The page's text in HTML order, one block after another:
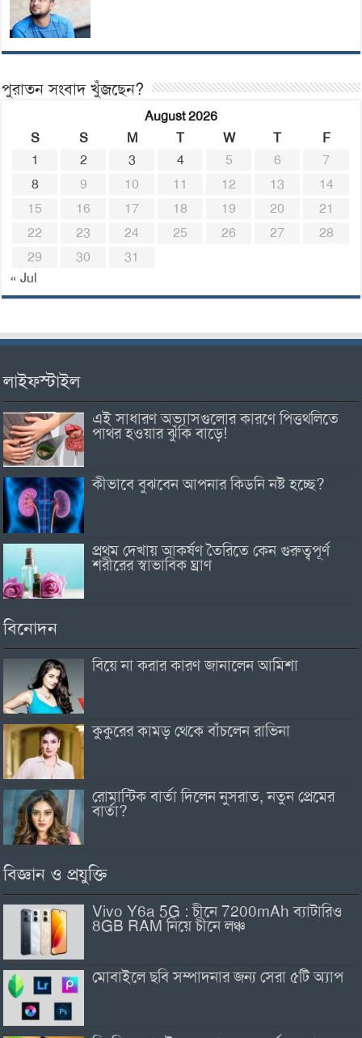
পুরাতন সংবাদ খুঁজছেন?
August 2026
S
S M T W T
F
1
2 3 4 5 6
7
8
9 10 11 12 13
14
15
16 17 18 19 20
21
22
23 24 25 26 27
28
29
30
31
« Jul
লাইফস্টাইল
এই সাধারণ অভ্যাসগুলোর কারণে পিত্তথলিতে
পাথর হওয়ার ঝুঁকি বাড়ে!
কীভাবে বুঝবেন আপনার কিডনি নষ্ট হচ্ছে?
প্রথম দেখায় আকর্ষণ তৈরিতে কেন গুরুত্বপূর্ণ
শরীরের স্বাভাবিক ঘ্রাণ
বিনোদন
বিয়ে না করার কারণ জানালেন আমিশা
কুকুরের কামড় থেকে বাঁচলেন রাভিনা
রোমান্টিক বার্তা দিলেন নুসরাত, নতুন প্রেমের
বার্তা?
বিজ্ঞান ও প্রযুক্তি
Vivo Y6a 5G : চীনে 7200mAh ব্যাটারিও
8GB RAM নিয়ে চীনে লঞ্চ
মোবাইলে ছবি সম্পাদনার জন্য সেরা ৫টি অ্যাপ